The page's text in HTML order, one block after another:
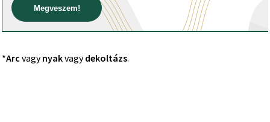
Megveszem!
*Arc vagynyakvagydekoltázs.